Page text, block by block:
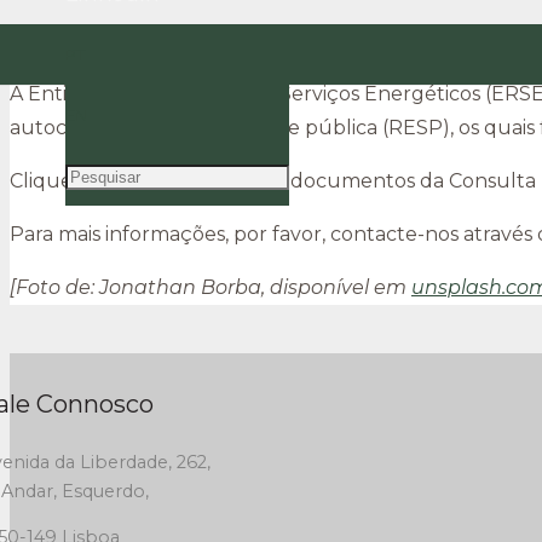
A Entidade Reguladora dos Serviços Energéticos
autoconsumo através da rede pública (RESP), os
CliqueAQUIpara aceder aos documentos da Consulta
Para mais informações, por favor, contacte-nos
[Foto de: Jonathan Borba, disponível em
Connosco
da Liberdade, 262,
Andar, Esquerdo,
149 Lisboa